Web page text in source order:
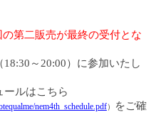
第二販売が最終の受付とな
18:30 ～ 20:00）に参加いたし
ールはこちら
nem4th_schedule.pdf）
をご確